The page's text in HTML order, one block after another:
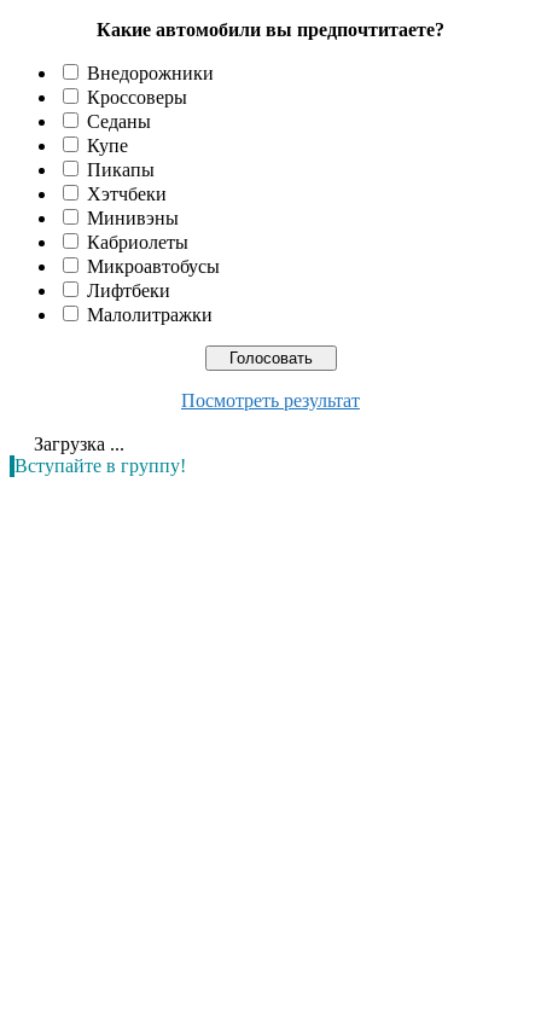
Какие автомобили вы предпочтитаете?
Внедорожники
Кроссоверы
Седаны
Купе
Пикапы
Хэтчбеки
Минивэны
Кабриолеты
Микроавтобусы
Лифтбеки
Малолитражки
Посмотреть результат
Загрузка ...
Вступайте в группу!